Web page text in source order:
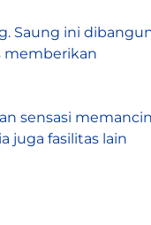
Saung ini
memberikan
sensasi
juga fasilitas lain